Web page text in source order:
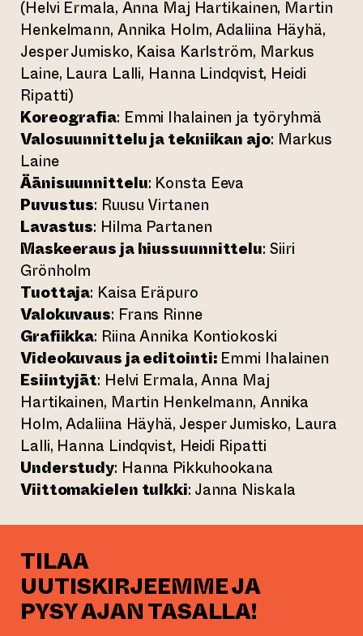
(Helvi Ermala, Anna Maj Hartikainen, Martin
Henkelmann, Annika Holm, Adaliina Häyhä,
Jesper Jumisko, Kaisa Karlström, Markus
Laine, Laura Lalli, Hanna Lindqvist, Heidi
Ripatti)
Koreografia: Emmi Ihalainen ja työryhmä
Valosuunnittelu ja tekniikan ajo: Markus
Laine
Äänisuunnittelu: Konsta Eeva
Puvustus: Ruusu Virtanen
Lavastus: Hilma Partanen
Maskeeraus ja hiussuunnittelu: Siiri
Grönholm
Tuottaja: Kaisa Eräpuro
Valokuvaus: Frans Rinne
Grafiikka: Riina Annika Kontiokoski
Videokuvaus ja editointi:Emmi Ihalainen
Esiintyjät: Helvi Ermala, Anna Maj
Hartikainen, Martin Henkelmann, Annika
Holm, Adaliina Häyhä, Jesper Jumisko, Laura
Lalli, Hanna Lindqvist, Heidi Ripatti
Understudy: Hanna Pikkuhookana
Viittomakielen tulkki: Janna Niskala
TILAA
UUTISKIRJEEMME JA
PYSY AJAN TASALLA!